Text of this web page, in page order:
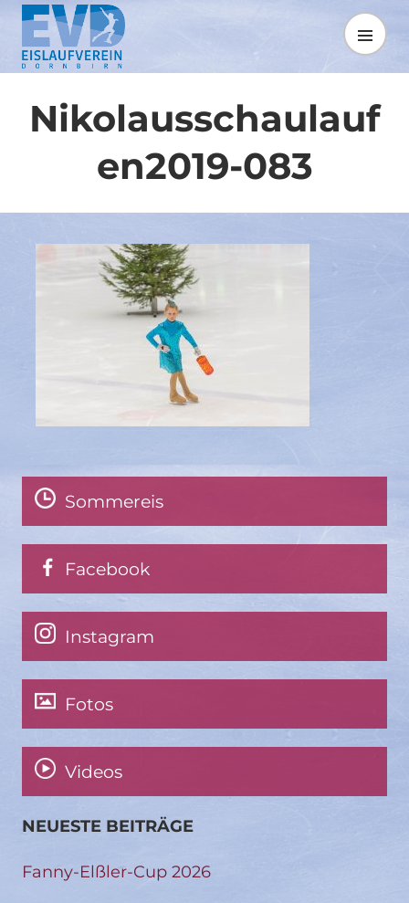
Springe
zum
Inhalt
MENÜ
Nikolausschaulauf
en2019-083
Sommereis
Facebook
Instagram
Fotos
Videos
NEUESTE BEITRÄGE
Fanny-Elßler-Cup 2026